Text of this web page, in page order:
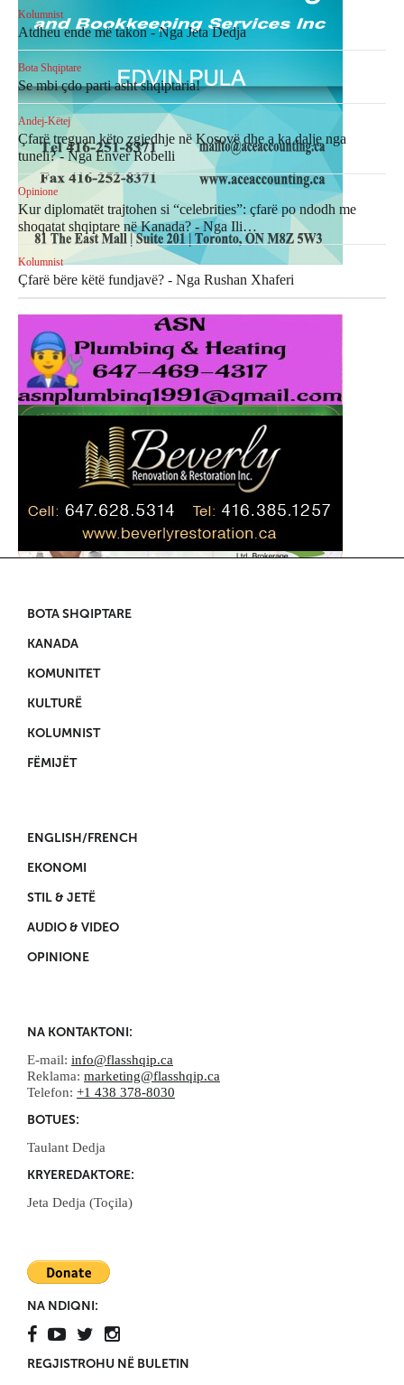
Kolumnist
Atdheu ende më takon - Nga Jeta Dedja
Bota Shqiptare
Se mbi çdo parti asht shqiptaria!
Andej-Këtej
Çfarë treguan këto zgjedhje në Kosovë dhe a ka dalje nga
tuneli? - Nga Enver Robelli
Opinione
Kur diplomatët trajtohen si “celebrities”: çfarë po ndodh me
shoqatat shqiptare në Kanada? - Nga Ili…
Kolumnist
Çfarë bëre këtë fundjavë? - Nga Rushan Xhaferi
BOTA SHQIPTARE
KANADA
KOMUNITET
KULTURË
KOLUMNIST
FËMIJËT
ENGLISH/FRENCH
EKONOMI
STIL & JETË
AUDIO & VIDEO
OPINIONE
NA KONTAKTONI:
E-mail: info@flasshqip.ca
Reklama: marketing@flasshqip.ca
Telefon: +1 438 378-8030
BOTUES:
Taulant Dedja
KRYEREDAKTORE:
Jeta Dedja (Toçila)
NA NDIQNI:
REGJISTROHU NË BULETIN